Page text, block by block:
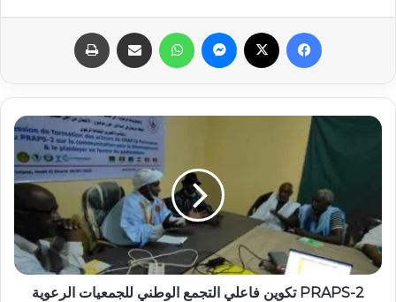
فيسبوك ماسنجر واتساب مشاركة عبر البريد
PRAPS-2 تكوين فاعلي التجمع الوطني للجمعيات الرعوية